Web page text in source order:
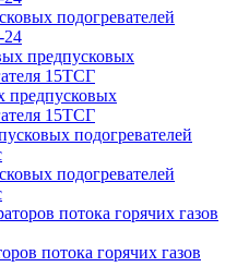
подогревателей
предпусковых
15ТСГ
подогревателей
потока горячих газов